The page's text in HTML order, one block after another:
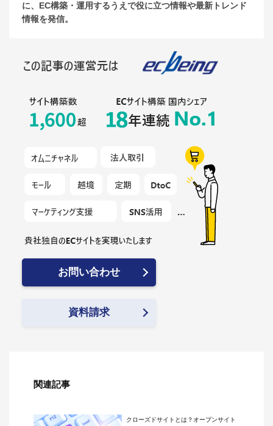
に、EC構築・運用するうえで役に立つ情報や最新トレンド
情報を発信。
お問い合わせ
資料請求
関連記事
クローズドサイトとは？オープンサイト